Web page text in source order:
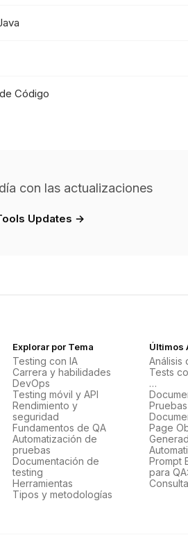
Código
con las actualizaciones
Updates →
Explorar por Tema
Testing con IA
Carrera y habilidades
DevOps
Testing móvil y API
Rendimiento y
seguridad
Fundamentos de QA
Automatización de
pruebas
Documentación de
testing
Herramientas
Tipos y metodologías
Últimos
Análisis
Tests
…
Page
Prompt
para